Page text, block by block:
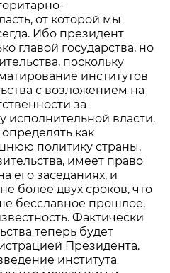
от которой мы
Ибо президент
главой государства, но
поскольку
институтов
с возложением на
за
исполнительной власти.
как
политику страны,
имеет право
его заседаниях, и
более двух сроков, что
бесславное прошлое,
Фактически
теперь будет
Президента.
института